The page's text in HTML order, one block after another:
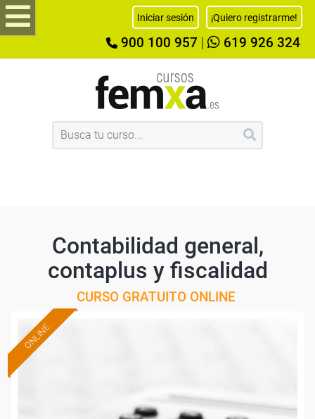
Iniciar sesión ¡Quiero registrarme!
900 100 957 619 926 324
Contabilidad general,
contaplus y fiscalidad
CURSO GRATUITO ONLINE
ONLINE